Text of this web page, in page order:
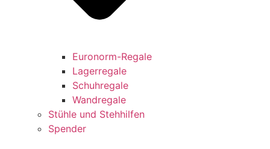
Euronorm-Regale
Lagerregale
Schuhregale
Wandregale
Stühle und Stehhilfen
Spender